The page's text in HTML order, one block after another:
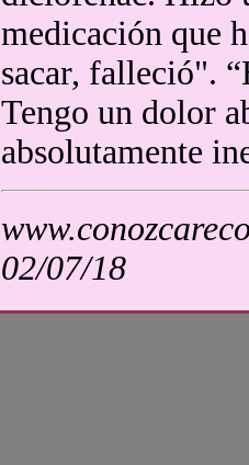
medicación que
sacar, falleció".
Tengo un dolor
absolutamente
02/07/18